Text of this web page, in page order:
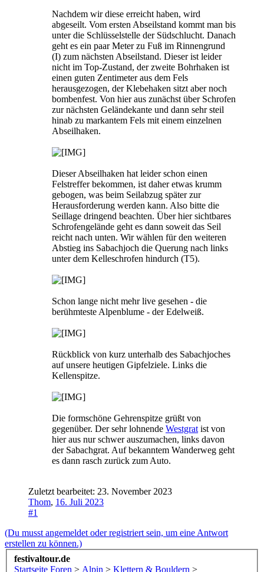
Nachdem wir diese erreicht haben, wird
abgeseilt. Vom ersten Abseilstand kommt man bis
unter die Schlüsselstelle der Südschlucht. Danach
geht es ein paar Meter zu Fuß im Rinnengrund
(I) zum nächsten Abseilstand. Dieser ist leider
nicht im Top-Zustand, der zweite Bohrhaken ist
einen guten Zentimeter aus dem Fels
herausgezogen, der Klebehaken sitzt aber noch
bombenfest. Von hier aus zunächst über Schrofen
zur nächsten Geländekante und dann sehr steil
hinab zu markantem Fels mit einem einzelnen
Abseilhaken.
Dieser Abseilhaken hat leider schon einen
Felstreffer bekommen, ist daher etwas krumm
gebogen, was beim Seilabzug später zur
Herausforderung werden kann. Also bitte die
Seillage dringend beachten. Über hier sichtbares
Schrofengelände geht es dann soweit das Seil
reicht nach unten. Wir wählen für den weiteren
Abstieg ins Sabachjoch die Querung nach links
unter dem Kelleschrofen hindurch (T5).
Schon lange nicht mehr live gesehen - die
berühmteste Alpenblume - der Edelweiß.
Rückblick von kurz unterhalb des Sabachjoches
auf unsere heutigen Gipfelziele. Links die
Kellenspitze.
Die formschöne Gehrenspitze grüßt von
gegenüber. Der sehr lohnende Westgrat ist von
hier aus nur schwer auszumachen, links davon
der Sabachgrat. Auf bekanntem Wanderweg geht
es dann rasch zurück zum Auto.
Zuletzt bearbeitet: 23. November 2023
Thom, 16. Juli 2023
#1
(Du musst angemeldet oder registriert sein, um eine Antwort
erstellen zu können.)
festivaltour.de
Startseite Foren > Alpin > Klettern & Bouldern >